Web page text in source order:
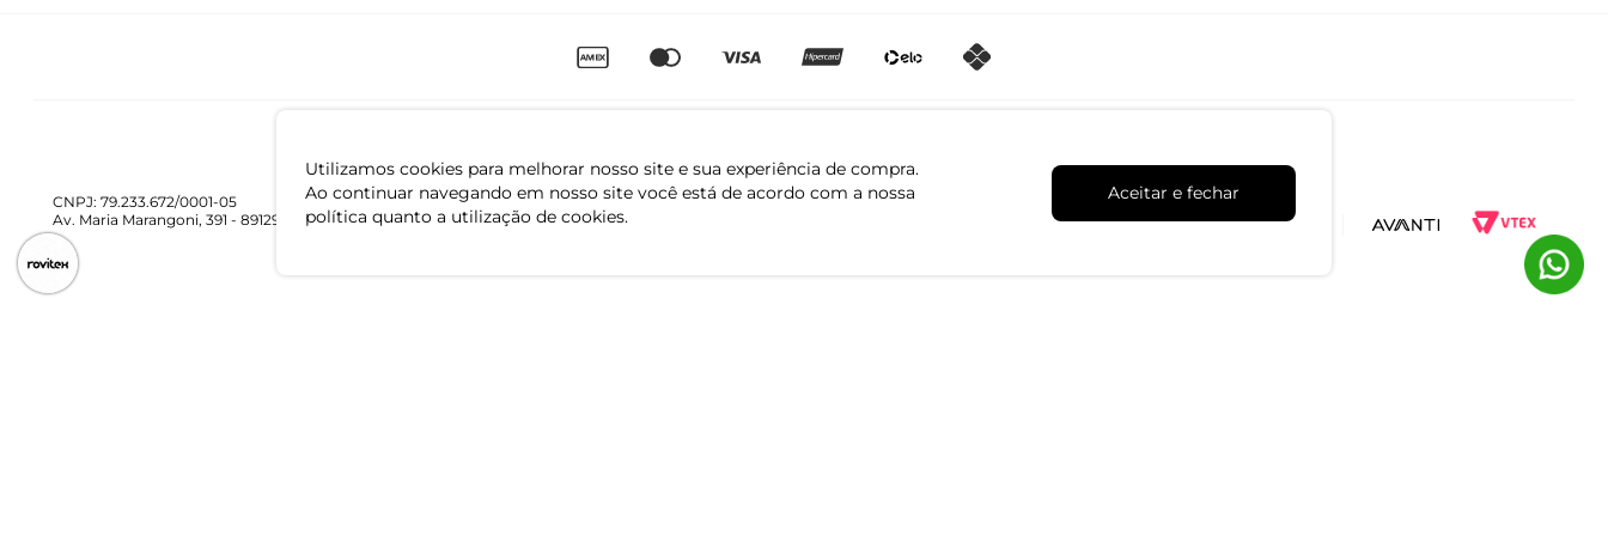
Utilizamos cookies para melhorar nosso site e sua experiência de compra.
Ao continuar navegando em nosso site você está de acordo com a nossa
política quanto a utilização de cookies.
Aceitar e fechar
CNPJ: 79.233.672/0001-05
Av. Maria Marangoni, 391 - 89129-080 - Luiz Alves - SC